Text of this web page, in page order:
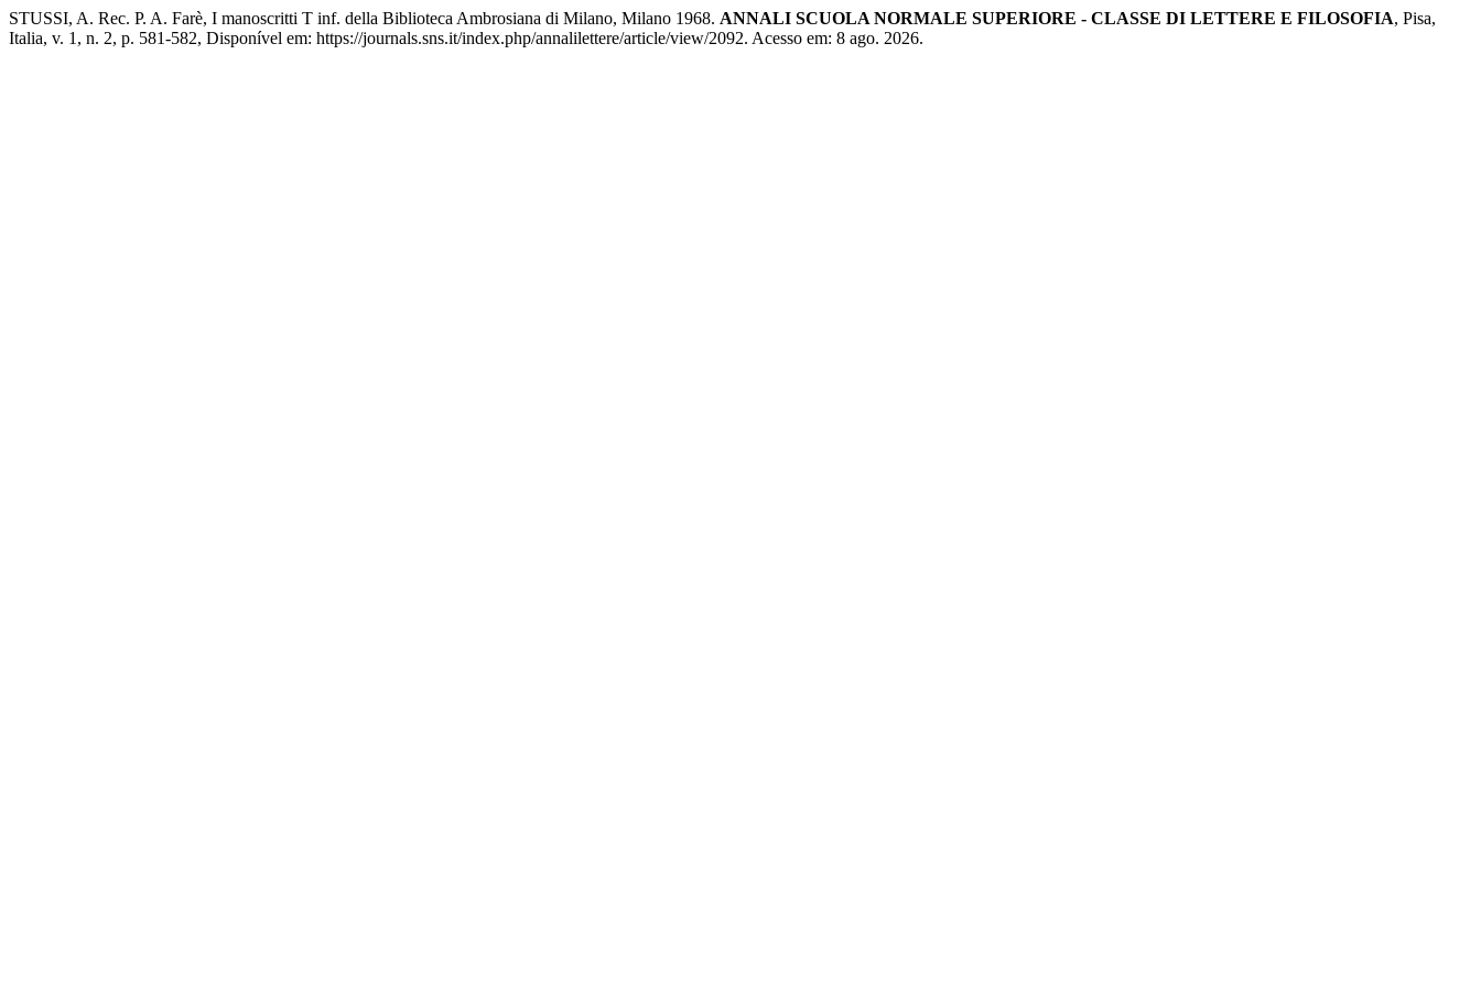
STUSSI, A. Rec. P. A. Farè, I manoscritti T inf. della Biblioteca Ambrosiana di Milano, Milano 1968. ANNALI SCUOLA NORMALE SUPERIORE - CLASSE DI LETTERE E FILOSOFIA, Pisa,
Italia, v. 1, n. 2, p. 581-582, Disponível em: https://journals.sns.it/index.php/annalilettere/article/view/2092. Acesso em: 8 ago. 2026.